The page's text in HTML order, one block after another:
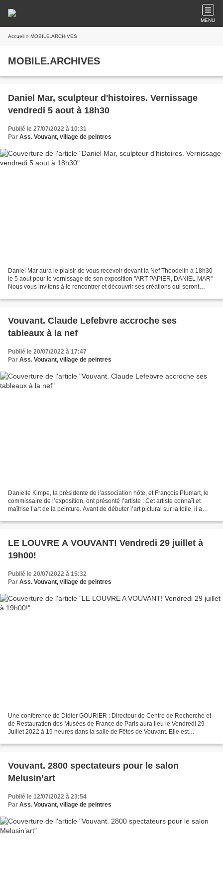
MENU
Accueil » MOBILE.ARCHIVES
MOBILE.ARCHIVES
Daniel Mar, sculpteur d'histoires. Vernissage
vendredi 5 aout à 18h30
Publié le 27/07/2022 à 10:31
Par Ass. Vouvant, village de peintres
Daniel Mar aura le plaisir de vous recevoir devant la Nef Théodelin à 18h30
le 5 aout pour le vernissage de son exposition "ART PAPIER, DANIEL MAR"
Nous vous invitons à le rencontrer et découvrir ses créations qui seront
Vouvant. Claude Lefebvre accroche ses
tableaux à la nef
Publié le 20/07/2022 à 17:47
Par Ass. Vouvant, village de peintres
Danielle Kimpe, la présidente de l’association hôte, et François Plumart, le
commissaire de l’exposition, ont présenté l’artiste : Cet artiste connaît et
maîtrise l’art de la peinture. Avant de débuter l’art pictural sur la toile, il a
LE LOUVRE A VOUVANT! Vendredi 29 juillet à
19h00!
Publié le 20/07/2022 à 15:32
Par Ass. Vouvant, village de peintres
Une conférence de Didier GOURIER : Directeur de Centre de Recherche et
de Restauration des Musées de France de Paris aura lieu le Vendredi 29
Juillet 2022 à 19 heures dans la salle de Fêtes de Vouvant. Elle est
Vouvant. 2800 spectateurs pour le salon
Melusin’art
Publié le 12/07/2022 à 23:54
Par Ass. Vouvant, village de peintres